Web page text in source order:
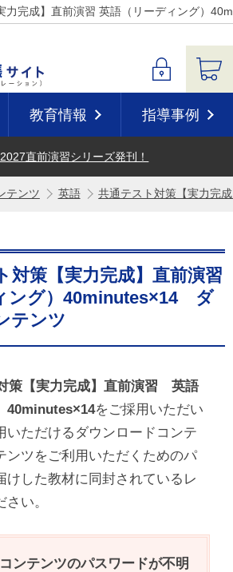
力完成】直前演習 英語（リーディング）
教育情報 指導事例
2027直前演習シリーズ発刊！
テンツ 英語 共通テスト対策【実力完
対策【実力完成】直前演習
ング）40minutes×14 ダ
テンツ
策【実力完成】直前演習 英語
40minutes×14をご採用いただい
いただけるダウンロードコンテ
ンツをご利用いただくためのパ
けした教材に同封されているレ
い。
ンテンツのパスワードが不明